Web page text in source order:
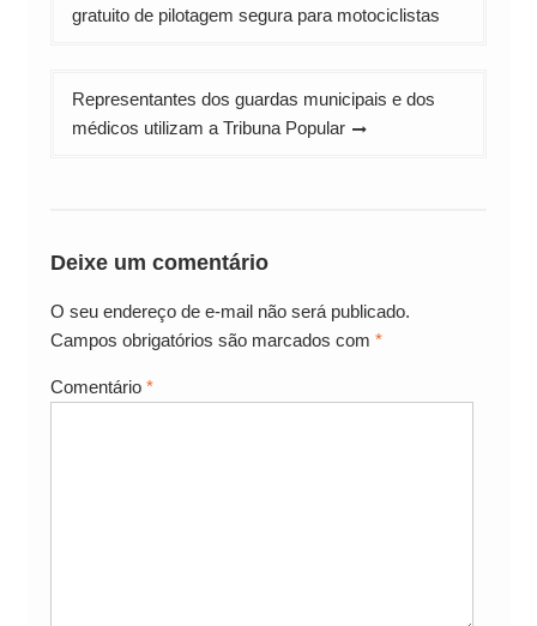
degratuito de pilotagem segura para motociclistas
Representantes dos guardas municipais e dos
médicos utilizam a Tribuna Popular
Deixe um comentário
O seu endereço de e-mail não será publicado.
Campos obrigatórios são marcados com *
Comentário *